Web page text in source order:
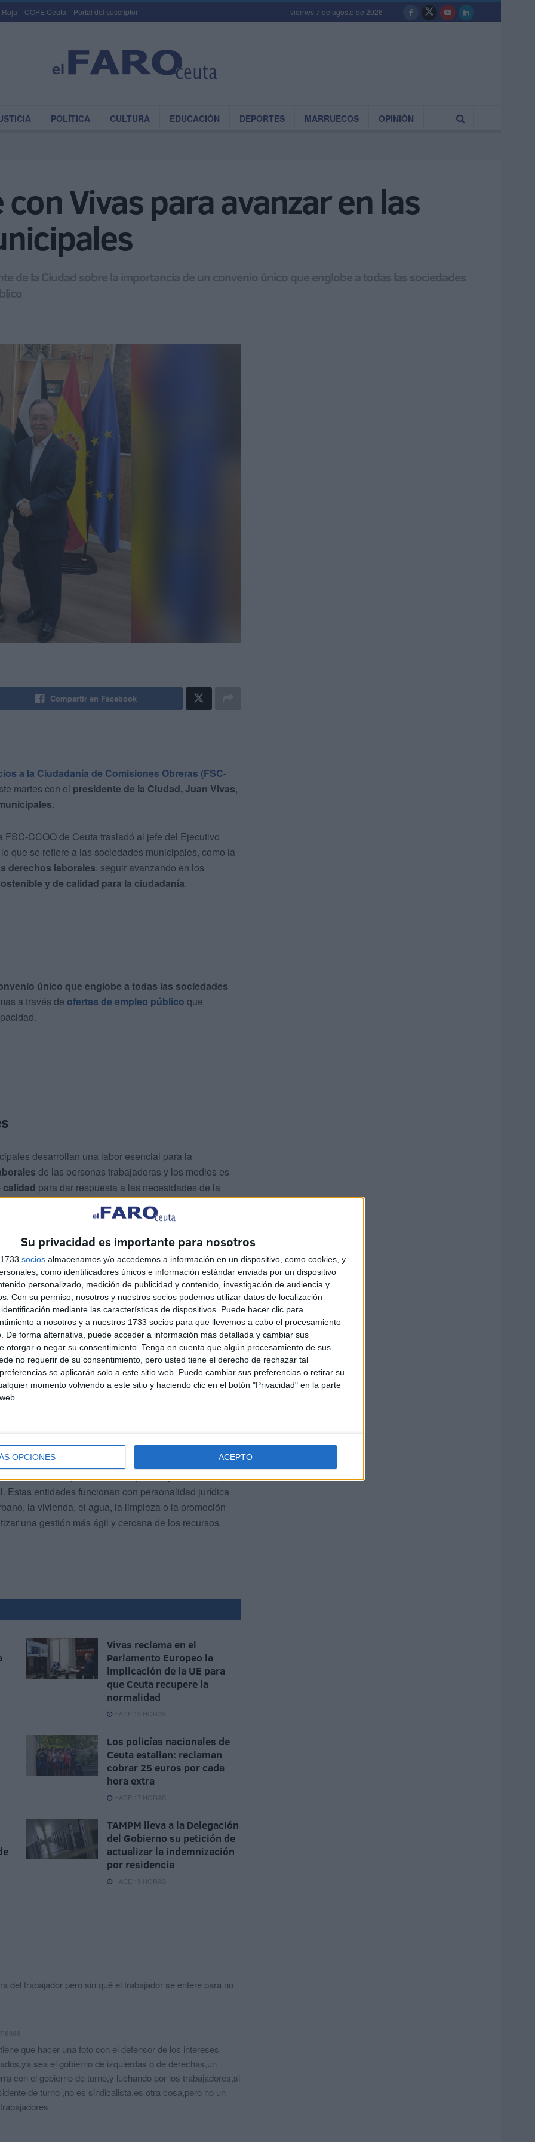
Su privacidad es importante para nosotros
socios almacenamos y/o accedemos a información en un dispositivo, como cookies, y
como identificadores únicos e información estándar enviada por un dispositivo
personalizado, medición de publicidad y contenido, investigación de audiencia y
Con su permiso, nosotros y nuestros socios podemos utilizar datos de localización
mediante las características de dispositivos. Puede hacer clic para
a nosotros y a nuestros 1733 socios para que llevemos a cabo el procesamiento
De forma alternativa, puede acceder a información más detallada y cambiar sus
otorgar o negar su consentimiento. Tenga en cuenta que algún procesamiento de sus
no requerir de su consentimiento, pero usted tiene el derecho de rechazar tal
se aplicarán solo a este sitio web. Puede cambiar sus preferencias o retirar su
momento volviendo a este sitio y haciendo clic en el botón "Privacidad" en la parte
OPCIONES ACEPTO
Roja COPE Ceuta Portal del suscriptor viernes 7 de agosto de 2026
POLÍTICA CULTURA EDUCACIÓN DEPORTES MARRUECOS OPINIÓN
con Vivas para avanzar en las
de la Ciudad sobre la importancia de un convenio único que englobe a todas las sociedades
Compartir en Facebook
a la Ciudadanía de Comisiones Obreras (FSC-
martes con el presidente de la Ciudad, Juan Vivas,
.
CCOO de Ceuta trasladó al jefe del Ejecutivo
que se refiere a las sociedades municipales, como la
derechos laborales, seguir avanzando en los
y de calidad para la ciudadanía.
único que englobe a todas las sociedades
a través de ofertas de empleo público que
desarrollan una labor esencial para la
de las personas trabajadoras y los medios es
para dar respuesta a las necesidades de la
van a seguir trabajando, por un lado, por los
por los servicios públicos para mejorar la calidad de
de titularidad pública creada por el Ayuntamiento para
Estas entidades funcionan con personalidad jurídica
la vivienda, el agua, la limpieza o la promoción
una gestión más ágil y cercana de los recursos
Vivas reclama en el
Parlamento Europeo la
implicación de la UE para
que Ceuta recupere la
normalidad
HACE 15 HORAS
Los policías nacionales de
Ceuta estallan: reclaman
cobrar 25 euros por cada
hora extra
HACE 17 HORAS
TAMPM lleva a la Delegación
del Gobierno su petición de
actualizar la indemnización
por residencia
HACE 19 HORAS
del trabajador pero sin qué el trabajador se entere para no
que hacer una foto con el defensor de los intereses
sea el gobierno de izquierdas o de derechas,un
con el gobierno de turno,y luchando por los trabajadores,si
de turno ,no es sindicalista,es otra cosa,pero no un